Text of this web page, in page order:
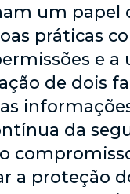
um papel
práticas
e a
de dois
da
a proteção